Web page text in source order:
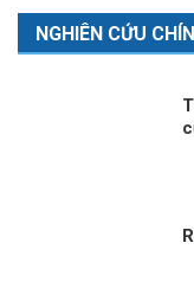
NGHIÊN CỨU